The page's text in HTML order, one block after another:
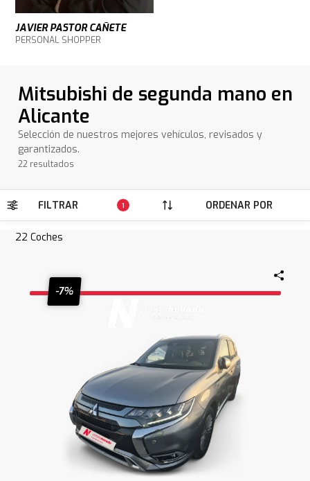
JAVIER PASTOR CAÑETE
PERSONAL SHOPPER
Mitsubishi de segunda mano en
Alicante
Selección de nuestros mejores vehículos, revisados y
garantizados.
22 resultados
FILTRAR 1 ORDENAR POR
22 Coches
-7%